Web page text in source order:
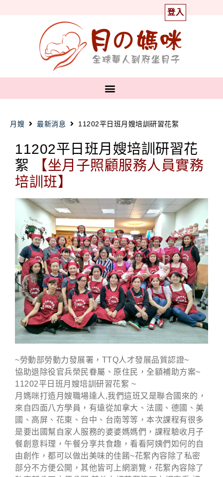
登入
月嫂 最新消息 11202平日班月嫂培訓研習花絮
11202平日班月嫂培訓研習花
絮
【坐月子照顧服務人員實務
培訓班】
~勞動部勞動力發展署，TTQ人才發展品質認證~
協助退除役官兵榮民眷屬、原住民，全額補助方案~
11202平日班月嫂培訓研習花絮 ~
月媽咪打造月嫂職場達人 ,我們這班又是聯合國來的，
來自四面八方學員，有遠從加拿大、法國、德國、美
國、高屏、花東、台中、台南等等，本次課程有很多
是要出國幫自家人服務的婆婆媽媽們，課程驗收月子
餐創意料理，午餐分享共食趣，看看阿姨們如何的自
由創作，都可以做出美味的佳餚~花絮內容除了私密
部分不方便公開，其他皆可上網瀏覽，花絮內容除了